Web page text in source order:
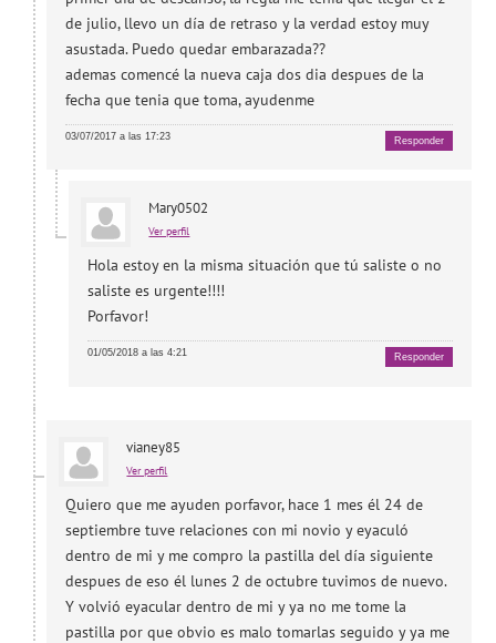
de julio, llevo un día de retraso y la verdad estoy muy
asustada. Puedo quedar embarazada??
ademas comencé la nueva caja dos dia despues de la
fecha que tenia que toma, ayudenme
03/07/2017 a las 17:23 Responder
Mary0502
Ver perfil
Hola estoy en la misma situación que tú saliste o no
saliste es urgente!!!!
Porfavor!
01/05/2018 a las 4:21 Responder
vianey85
Ver perfil
Quiero que me ayuden porfavor, hace 1 mes él 24 de
septiembre tuve relaciones con mi novio y eyaculó
dentro de mi y me compro la pastilla del día siguiente
despues de eso él lunes 2 de octubre tuvimos de nuevo.
Y volvió eyacular dentro de mi y ya no me tome la
pastilla por que obvio es malo tomarlas seguido y ya me